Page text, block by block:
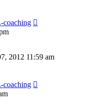
coaching
2012 11:59 am
coaching